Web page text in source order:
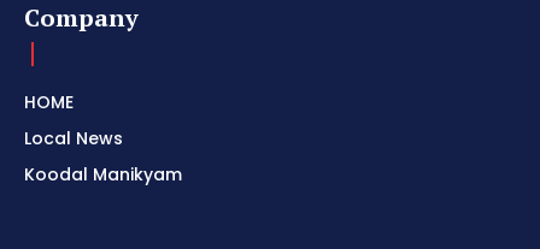
Company
HOME
Local News
Koodal Manikyam